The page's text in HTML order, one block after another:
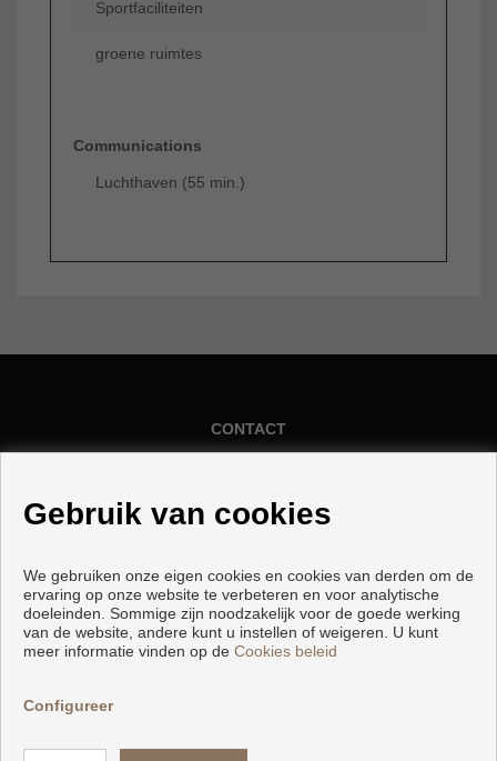
Sportfaciliteiten
groene ruimtes
Communications
Luchthaven (55 min.)
CONTACT
18690 Almuñécar (Granada)
info@inalmunecar.com
Gebruik van cookies
We gebruiken onze eigen cookies en cookies van derden om de
ervaring op onze website te verbeteren en voor analytische
doeleinden. Sommige zijn noodzakelijk voor de goede werking
van de website, andere kunt u instellen of weigeren. U kunt
meer informatie vinden op de Cookies beleid
Configureer